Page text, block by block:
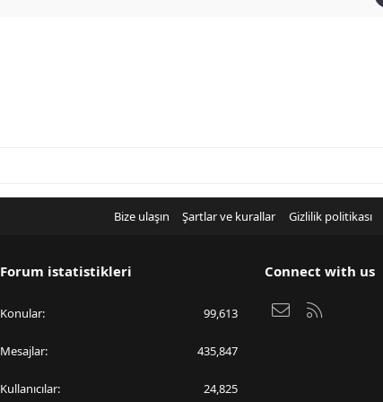
Bize ulaşın Şartlar ve kurallar Gizlilik politikası
Forum istatistikleri
Konular 99,613
Mesajlar 435,847
Kullanıcılar 24,825
Connect with us
Bize ulaşın